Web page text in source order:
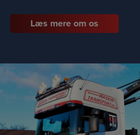
Læs mere om os